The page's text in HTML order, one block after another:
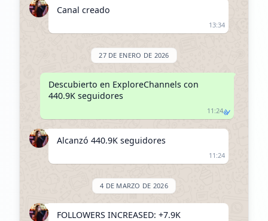
Canal creado
13:34
27 DE ENERO DE 2026
Descubierto en ExploreChannels con
440.9K seguidores
11:24
Alcanzó 440.9K seguidores
11:24
4 DE MARZO DE 2026
FOLLOWERS INCREASED: +7.9K